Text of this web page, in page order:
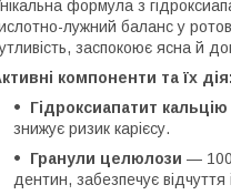
формула з
лужний баланс у
заспокоює ясна й
компоненти та їх дія:
Гідроксиапатит кальцію
знижує ризик карієсу.
Гранули целюлози —
дентин, забезпечує відчуття